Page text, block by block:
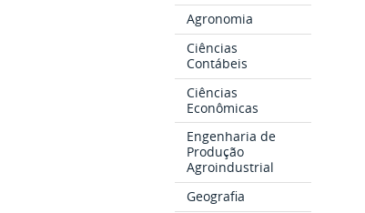
Agronomia
Ciências
Contábeis
Ciências
Econômicas
Engenharia de
Produção
Agroindustrial
Geografia